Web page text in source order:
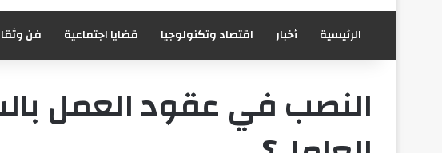
الرئيسية أخبار اقتصاد وتكنولوجيا قضايا اجتماعية فن
النصب في عقود العمل